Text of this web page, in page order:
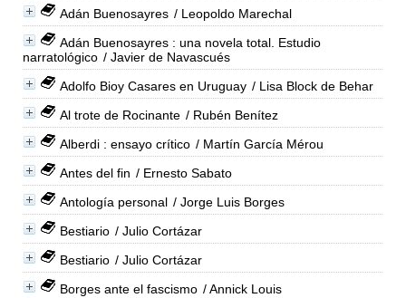
Adán Buenosayres / Leopoldo Marechal
Adán Buenosayres : una novela total. Estudio
narratológico / Javier de Navascués
Adolfo Bioy Casares en Uruguay / Lisa Block de Behar
Al trote de Rocinante / Rubén Benítez
Alberdi : ensayo crítico / Martín García Mérou
Antes del fin / Ernesto Sabato
Antología personal / Jorge Luis Borges
Bestiario / Julio Cortázar
Bestiario / Julio Cortázar
Borges ante el fascismo / Annick Louis